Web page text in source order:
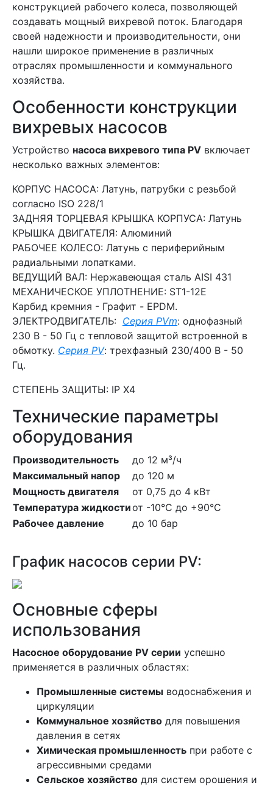
конструкцией рабочего колеса, позволяющей
создавать мощный вихревой поток. Благодаря
своей надежности и производительности, они
нашли широкое применение в различных
отраслях промышленности и коммунального
хозяйства.
Особенности конструкции
вихревых насосов
Устройство насоса вихревого типа PV включает
несколько важных элементов:
КОРПУС НАСОСА: Латунь, патрубки с резьбой
согласно ISO 228/1
ЗАДНЯЯ ТОРЦЕВАЯ КРЫШКА КОРПУСА: Латунь
КРЫШКА ДВИГАТЕЛЯ: Алюминий
РАБОЧЕЕ КОЛЕСО: Латунь с периферийным
радиальными лопатками.
ВЕДУЩИЙ ВАЛ: Нержавеющая сталь AISI 431
МЕХАНИЧЕСКОЕ УПЛОТНЕНИЕ: ST1-12E
Карбид кремния - Графит - EPDM.
ЭЛЕКТРОДВИГАТЕЛЬ: Серия PVm: однофазный
230 В - 50 Гц с тепловой защитой встроенной в
обмотку. Серия PV: трехфазный 230/400 В - 50
Гц.
СТЕПЕНЬ ЗАЩИТЫ: IP X4
Технические параметры
оборудования
Производительность
до 12 м³/ч
Максимальный напор
до 120 м
Мощность двигателя
от 0,75 до 4 кВт
Температура жидкостиот -10°C до +90°C
Рабочее давление
до 10 бар
График насосов серии PV:
Основные сферы
использования
Насосное оборудование PV серии успешно
применяется в различных областях:
Промышленные системы водоснабжения и
циркуляции
Коммунальное хозяйство для повышения
давления в сетях
Химическая промышленность при работе с
агрессивными средами
Сельское хозяйство для систем орошения и